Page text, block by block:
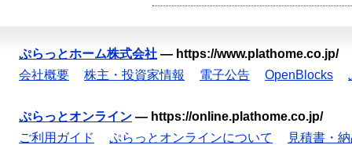
ぷらっとホーム株式会社 — https://www.plathome.co.jp/
会社概要
株主・投資家情報 電子公告 OpenBlocks
ぷらっとオンライン — https://online.plathome.co.jp/
ご利用ガイド
ぷらっとオンラインについて
見積書・